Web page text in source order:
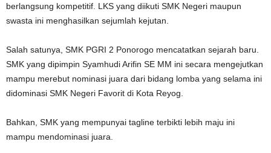
berlangsung kompetitif. LKS yang diikuti SMK Negeri maupun
swasta ini menghasilkan sejumlah kejutan.
Salah satunya, SMK PGRI 2 Ponorogo mencatatkan sejarah baru.
SMK yang dipimpin Syamhudi Arifin SE MM ini secara mengejutkan
mampu merebut nominasi juara dari bidang lomba yang selama ini
didominasi SMK Negeri Favorit di Kota Reyog.
Bahkan, SMK yang mempunyai tagline terbikti lebih maju ini
mampu mendominasi juara.